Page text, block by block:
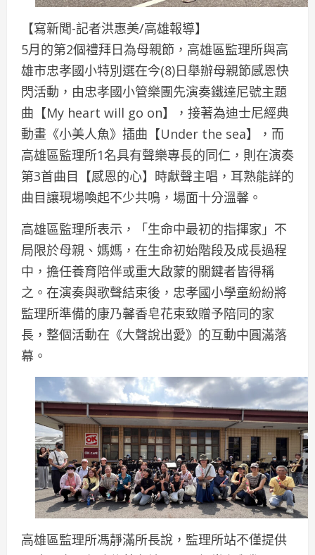
【寫新聞-記者洪惠美/高雄報導】
5月的第2個禮拜日為母親節，高雄區監理所與高
雄市忠孝國小特別選在今(8)日舉辦母親節感恩快
閃活動，由忠孝國小管樂團先演奏鐵達尼號主題
曲【My heart will go on】，接著為迪士尼經典
動畫《小美人魚》插曲【Under the sea】，而
高雄區監理所1名具有聲樂專長的同仁，則在演奏
第3首曲目【感恩的心】時獻聲主唱，耳熟能詳的
曲目讓現場喚起不少共鳴，場面十分溫馨。
高雄區監理所表示，「生命中最初的指揮家」不
局限於母親、媽媽，在生命初始階段及成長過程
中，擔任養育陪伴或重大啟蒙的關鍵者皆得稱
之。在演奏與歌聲結束後，忠孝國小學童紛紛將
監理所準備的康乃馨香皂花束致贈予陪同的家
長，整個活動在《大聲說出愛》的互動中圓滿落
幕。
高雄區監理所馮靜滿所長說，監理所站不僅提供